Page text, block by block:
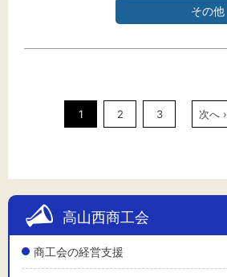
高山西商工会
商工会の経営支援
その他
1 2 3 次へ ›